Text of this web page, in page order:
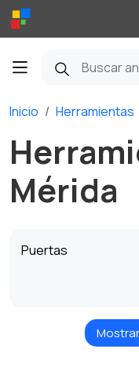
Inicio Herramientas
Mérida
Puertas